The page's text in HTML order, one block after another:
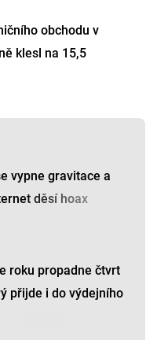
obchodu v
klesl na 15,5
vypne gravitace a
děsí hoax
roku propadne čtvrt
přijde i do výdejního